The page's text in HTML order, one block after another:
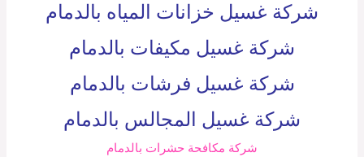
شركة غسيل خزانات المياه بالدمام
شركة غسيل مكيفات بالدمام
شركة غسيل فرشات بالدمام
شركة غسيل المجالس بالدمام
شركة مكافحة حشرات بالدمام